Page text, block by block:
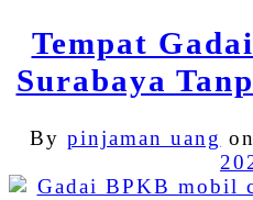
Tempat
Surabaya
By pinjaman uang on